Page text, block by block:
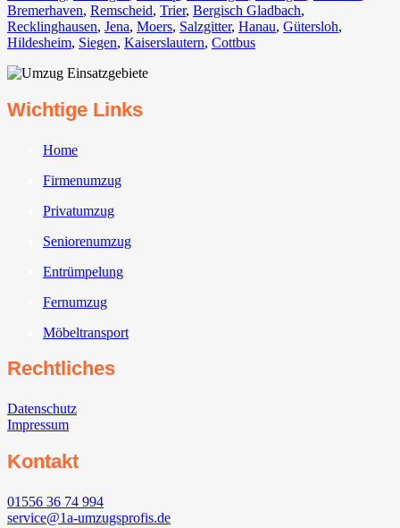
Bremerhaven⁠, Remscheid, Trier⁠, Bergisch Gladbach,
Recklinghausen, Jena⁠, Moers⁠, Salzgitter⁠, Hanau, Gütersloh,
Hildesheim⁠, Siegen⁠, Kaiserslautern⁠, Cottbus⁠
Wichtige Links
Home
Firmenumzug
Privatumzug
Seniorenumzug
Entrümpelung
Fernumzug
Möbeltransport
Rechtliches
Datenschutz
Impressum
Kontakt
01556 36 74 994
service@1a-umzugsprofis.de